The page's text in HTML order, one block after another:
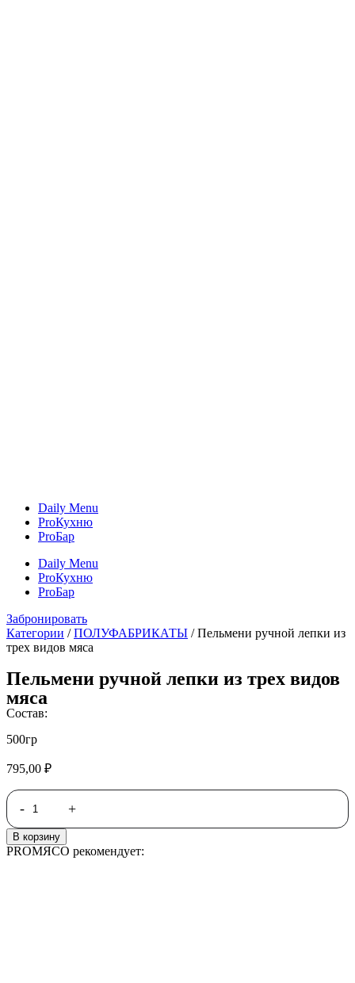
Daily Menu
ProКухню
ProБар
Daily Menu
ProКухню
ProБар
Забронировать
Категории /ПОЛУФАБРИКАТЫ / Пельмени ручной лепки из
трех видов мяса
Пельмени ручной лепки из трех видов
мяса
Состав:
500гр
795,00 ₽
Пельмени
ручной
лепки
из
- +
В корзину
PROМЯСО рекомендует: